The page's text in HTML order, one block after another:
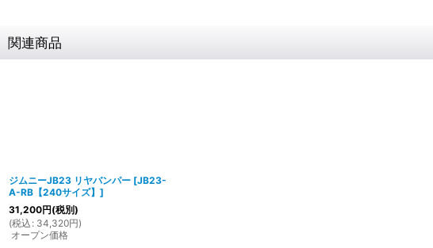
関連商品
ジムニーJB23 リヤバンパー [JB23-
A-RB【240サイズ】 ]
31,200円(税別)
(税込 : 34,320円)
オープン価格